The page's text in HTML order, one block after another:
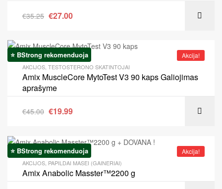
€35.25 €27.00
⭐ BStrong rekomenduoja Akcija!
AKCIJOS, TESTOSTERONO SKATINTOJAI
Amix MuscleCore MytoTest V3 90 kaps Galiojimas
aprašyme
€45.00 €19.99
⭐ BStrong rekomenduoja Akcija!
AKCIJOS, PAPILDAI MASEI (GAINERIAI)
Amix Anabolic Masster™2200 g